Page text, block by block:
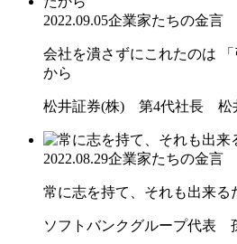
2022.09.05企業家たちの金言
会社を潰さずにこれたのは
から
松井証券(株) 第4代社長 松
2022.08.29企業家たちの金言
常に志を持て、それも出来る
ソフトバンクグループ代表